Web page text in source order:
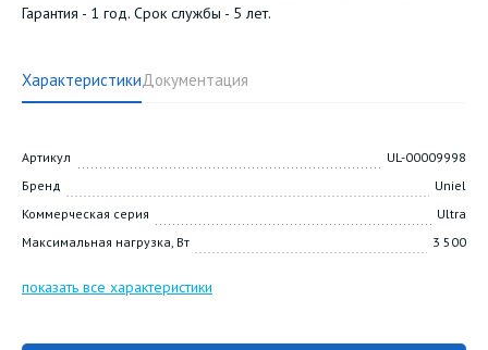
Гарантия - 1 год. Срок службы - 5 лет.
ХарактеристикиДокументация
Артикул
UL-00009998
Бренд
Uniel
Коммерческая серия
Ultra
Максимальная нагрузка, Вт
3 500
показать все характеристики